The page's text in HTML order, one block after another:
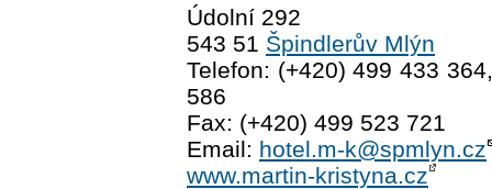
Údolní 292
543 51 Špindlerův Mlýn
Telefon: (+420) 499 433
586
Fax: (+420) 499 523 721
Email: hotel.m-k@spmlyn.cz
www.martin-kristyna.cz